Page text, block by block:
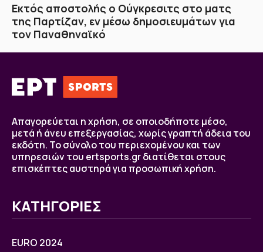
Εκτός αποστολής ο Ούγκρεσιτς στο ματς
της Παρτίζαν, εν μέσω δημοσιευμάτων για
τον Παναθηναϊκό
Απαγορεύεται η χρήση, σε οποιοδήποτε μέσο,
μετά ή άνευ επεξεργασίας, χωρίς γραπτή άδεια του
εκδότη. Το σύνολο του περιεχομένου και των
υπηρεσιών του ertsports.gr διατίθεται στους
επισκέπτες αυστηρά για προσωπική χρήση.
ΚΑΤΗΓΟΡΙΕΣ
EURO 2024